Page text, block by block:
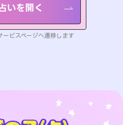
いを開く
ビスページへ遷移します